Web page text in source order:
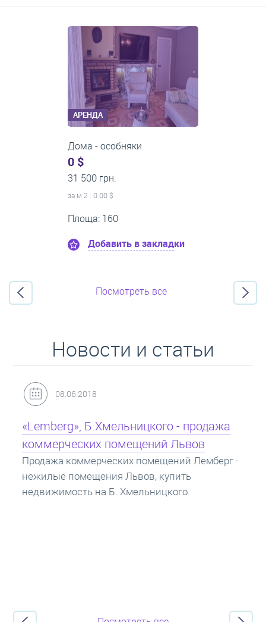
АРЕНДА
Дома - особняки
0 $
31 500 грн.
за м 2 : 0.00 $
Площа: 160
Добавить в закладки
Посмотреть все
Новости и статьи
08.06.2018
«Lemberg», Б.Хмельницкого - продажа
коммерческих помещений Львов
Продажа коммерческих помещений Лемберг -
нежилые помещения Львов, купить
недвижимость на Б. Хмельницкого.